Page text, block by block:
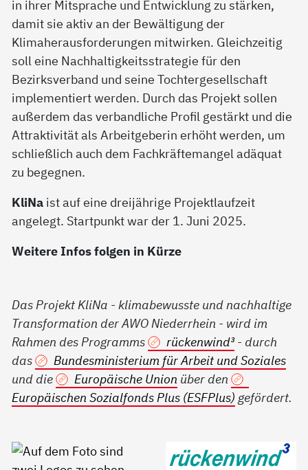
in ihrer Mitsprache und Entwicklung zu stärken,
damit sie aktiv an der Bewältigung der
Klimaherausforderungen mitwirken. Gleichzeitig
soll eine Nachhaltigkeitsstrategie für den
Bezirksverband und seine Tochtergesellschaft
implementiert werden. Durch das Projekt sollen
außerdem das verbandliche Profil gestärkt und die
Attraktivität als Arbeitgeberin erhöht werden, um
schließlich auch dem Fachkräftemangel adäquat
zu begegnen.
KliNa ist auf eine dreijährige Projektlaufzeit
angelegt. Startpunkt war der 1. Juni 2025.
Weitere Infos folgen in Kürze
Das Projekt KliNa - klimabewusste und nachhaltige
Transformation der AWO Niederrhein - wird im
Rahmen des Programms
rückenwind³- durch
das
Bundesministerium für Arbeit und Soziales
und die
Europäische Union über den
Europäischen Sozialfonds Plus (ESFPlus) gefördert.